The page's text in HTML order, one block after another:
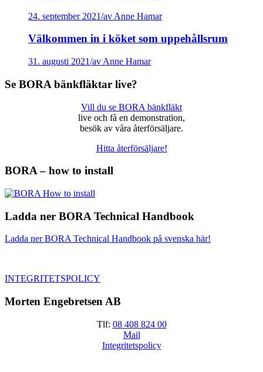
24. september 2021/av Anne Hamar
Välkommen in i köket som uppehållsrum
31. augusti 2021/av Anne Hamar
Se BORA bänkfläktar live?
Vill du se BORA bänkfläkt
live och få en demonstration,
besök av våra återförsäljare.
Hitta återförsäljare!
BORA – how to install
Ladda ner BORA Technical Handbook
Ladda ner BORA Technical Handbook på svenska här!
INTEGRITETSPOLICY
Morten Engebretsen AB
Tlf: 08 408 824 00
Mail
Integritetspolicy